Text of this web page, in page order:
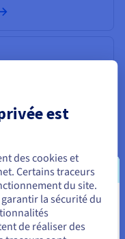
de moteurs, avec
de données.
votre data stack
managée et
en États-
est
des cookies et
Certains traceurs
du site.
la sécurité du
de réaliser des